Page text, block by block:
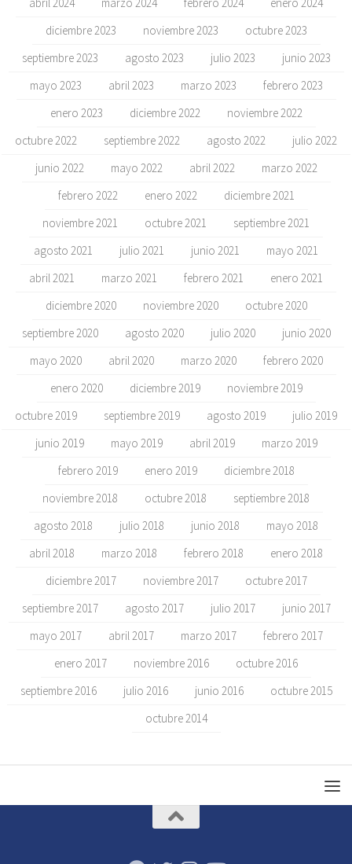
abril 2024
marzo 2024 febrero 2024
enero 2024
diciembre 2023
noviembre 2023
octubre 2023
septiembre 2023
agosto 2023 julio 2023
junio 2023
mayo 2023
abril 2023 marzo 2023
febrero 2023
enero 2023
diciembre 2022
noviembre 2022
octubre 2022
septiembre 2022 agosto 2022
julio 2022
junio 2022
mayo 2022 abril 2022
marzo 2022
febrero 2022
enero 2022
diciembre 2021
noviembre 2021
octubre 2021
septiembre 2021
agosto 2021
julio 2021 junio 2021
mayo 2021
abril 2021
marzo 2021 febrero 2021
enero 2021
diciembre 2020
noviembre 2020
octubre 2020
septiembre 2020
agosto 2020 julio 2020
junio 2020
mayo 2020
abril 2020 marzo 2020
febrero 2020
enero 2020
diciembre 2019
noviembre 2019
octubre 2019
septiembre 2019 agosto 2019
julio 2019
junio 2019
mayo 2019 abril 2019
marzo 2019
febrero 2019
enero 2019
diciembre 2018
noviembre 2018
octubre 2018
septiembre 2018
agosto 2018
julio 2018 junio 2018
mayo 2018
abril 2018
marzo 2018 febrero 2018
enero 2018
diciembre 2017
noviembre 2017
octubre 2017
septiembre 2017
agosto 2017 julio 2017
junio 2017
mayo 2017
abril 2017 marzo 2017
febrero 2017
enero 2017
noviembre 2016
octubre 2016
septiembre 2016
julio 2016 junio 2016
octubre 2015
octubre 2014